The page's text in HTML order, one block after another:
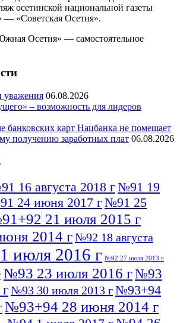
осетинской национальной газеты
— «Советская Осетия».
Осетия» — самостоятельное
уважения 06.08.2026
– возможность для лидеров
банковских карт Нацбанка не помешает
получению заработных плат 06.08.2026
16 августа 2018 г№91 19
24 июня 2017 г№91 25
21 июля 2015 г
2014 г№92 18 августа
июля 2016 г №92 27 июля 2013 г
№93 23 июля 2016 г№93
№93 30 июля 2013 г№93+94
№93+94 28 июня 2014 г